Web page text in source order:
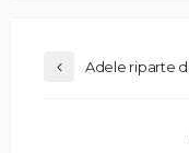
Adele riparte